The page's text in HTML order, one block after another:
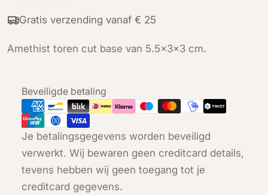
Gratis verzending vanaf € 25
Amethist toren cut base van 5.5x3x3 cm.
Beveiligde betaling
Betaalmethoden
Je betalingsgegevens worden beveiligd
verwerkt. Wij bewaren geen creditcard details,
tevens hebben wij geen toegang tot je
creditcard gegevens.